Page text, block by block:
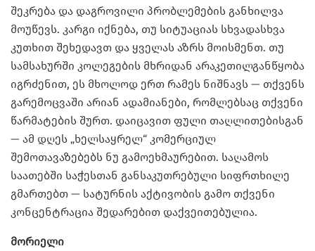
შეკრება და დაგროვილი პრობლემების განხილვა
მოუწევს. კარგი იქნება, თუ სიტუაციას სხვადასხვა
კუთხით შეხედავთ და ყველას აზრს მოისმენთ. თუ
სამსახურში კოლეგების მხრიდან არაკეთილგანწყობა
იგრძენით, ეს მხოლოდ ერთ რამეს ნიშნავს — თქვენს
გარემოცვაში არიან ადამიანები, რომლებსაც თქვენი
წარმატების შურთ. დაიცავით ფული თაღლითებისგან
— ამ დღეს „ხელსაყრელ“ კომერციულ
შემოთავაზებებს ნუ გამოეხმაურებით. საღამოს
საათებში საჭესთან განსაკუთრებული სიფრთხილე
გმართებთ — სატურნის აქტივობის გამო თქვენი
კონცენტრაცია შედარებით დაქვეითებულია.
მორიელი